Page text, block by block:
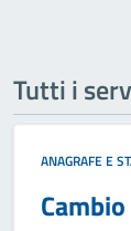
Tutti i
ANAGRAFE E